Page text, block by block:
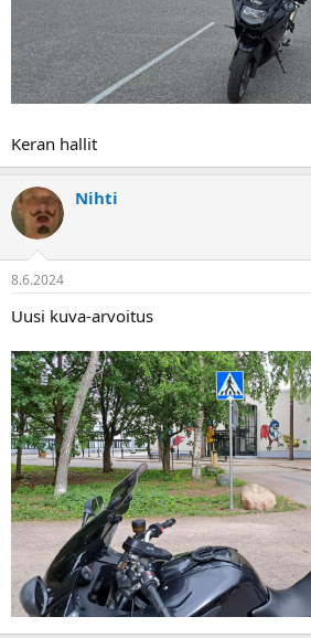
Keran hallit
Nihti
8.6.2024
Uusi kuva-arvoitus